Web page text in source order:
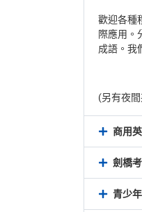
歡迎各種
際應用。
成語。我
(另有夜
商用
劍橋
青少